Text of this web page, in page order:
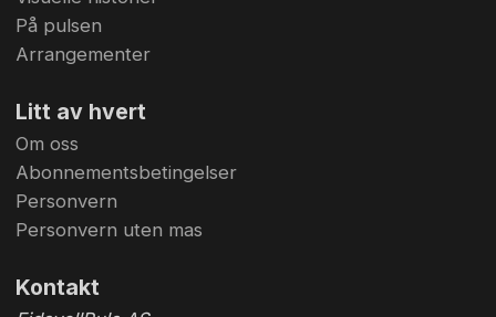
På pulsen
Arrangementer
Litt av hvert
Om oss
Abonnementsbetingelser
Personvern
Personvern uten mas
Kontakt